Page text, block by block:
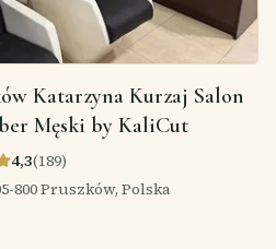
Katarzyna Kurzaj Salon
Męski by KaliCut
4,3(189)
800 Pruszków, Polska